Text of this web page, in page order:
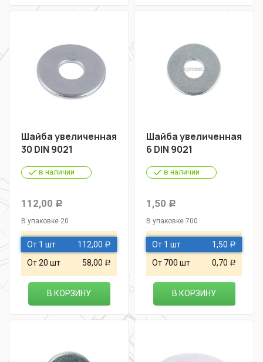
Шайба увеличенная
30 DIN 9021
в наличии
112,00 Р
В упаковке 20
От 1 шт 112,00 Р
От 20 шт 58,00 Р
В КОРЗИНУ
Шайба увеличенная
6 DIN 9021
в наличии
1,50 Р
В упаковке 700
От 1 шт 1,50 Р
От 700 шт 0,70 Р
В КОРЗИНУ